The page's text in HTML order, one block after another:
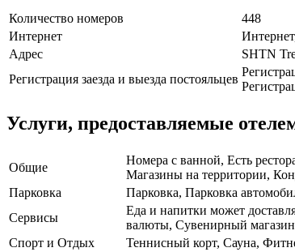
Количество номеров
448
Интернет
Адрес
SHTN
Регистрация заезда и выезда постояльцев
Услуги, предоставляемые
Общие
Номера с ванной, Есть
Магазины на территории,
Парковка
Парковка, Парковка
Сервисы
Еда и напитки может
валюты, Сувенирный
Спорт и Отдых
Теннисный корт, Сауна,